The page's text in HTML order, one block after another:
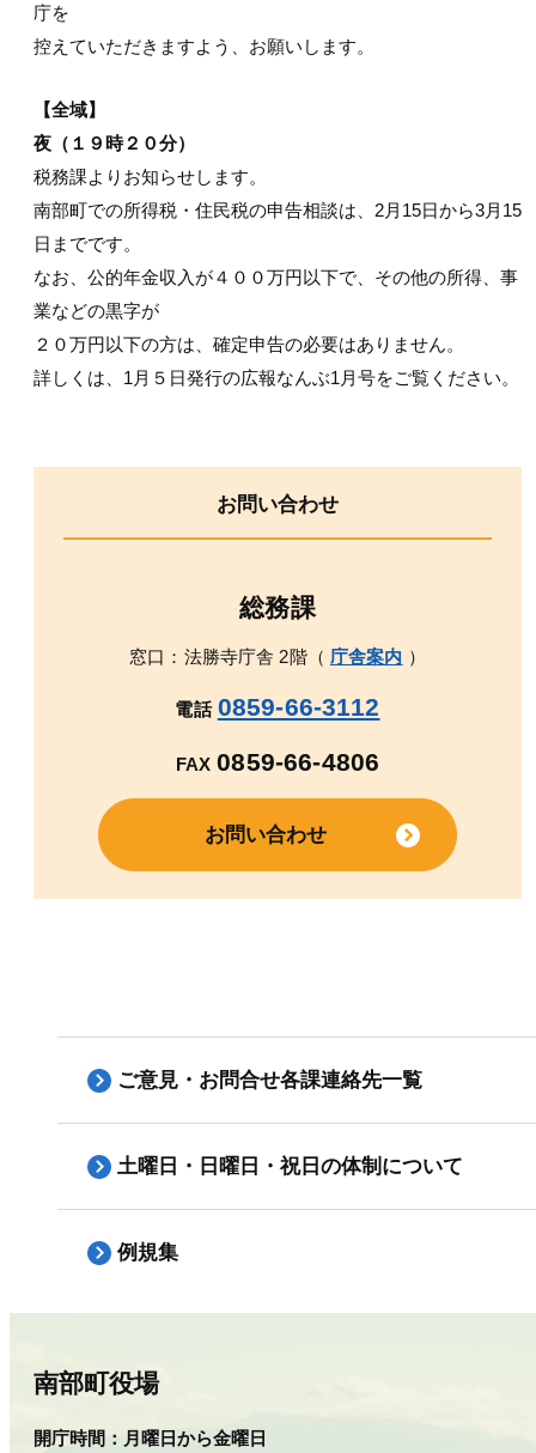
庁を
控えていただきますよう、お願いします。
【全域】
夜（１９時２０分）
税務課よりお知らせします。
南部町での所得税・住民税の申告相談は、2月15日から3月15
日までです。
なお、公的年金収入が４００万円以下で、その他の所得、事
業などの黒字が
２０万円以下の方は、確定申告の必要はありません。
詳しくは、1月５日発行の広報なんぶ1月号をご覧ください。
お問い合わせ
総務課
窓口：法勝寺庁舎 2階（ 庁舎案内 ）
電話 0859-66-3112
FAX 0859-66-4806
お問い合わせ
ご意見・お問合せ各課連絡先一覧
土曜日・日曜日・祝日の体制について
例規集
南部町役場
開庁時間： 月曜日から金曜日